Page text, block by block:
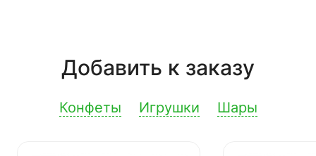
Добавить к заказу
Конфеты Игрушки Шары